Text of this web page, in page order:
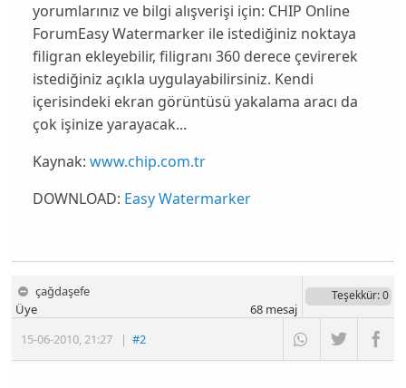
yorumlarınız ve bilgi alışverişi için: CHIP Online
ForumEasy Watermarker ile istediğiniz noktaya
filigran ekleyebilir, filigranı 360 derece çevirerek
istediğiniz açıkla uygulayabilirsiniz. Kendi
içerisindeki ekran görüntüsü yakalama aracı da
çok işinize yarayacak...
Kaynak: www.chip.com.tr
DOWNLOAD: Easy Watermarker
çağdaşefe
15-06-2010,21:27 |#2
Üye
Teşekkür: 0
68mesaj